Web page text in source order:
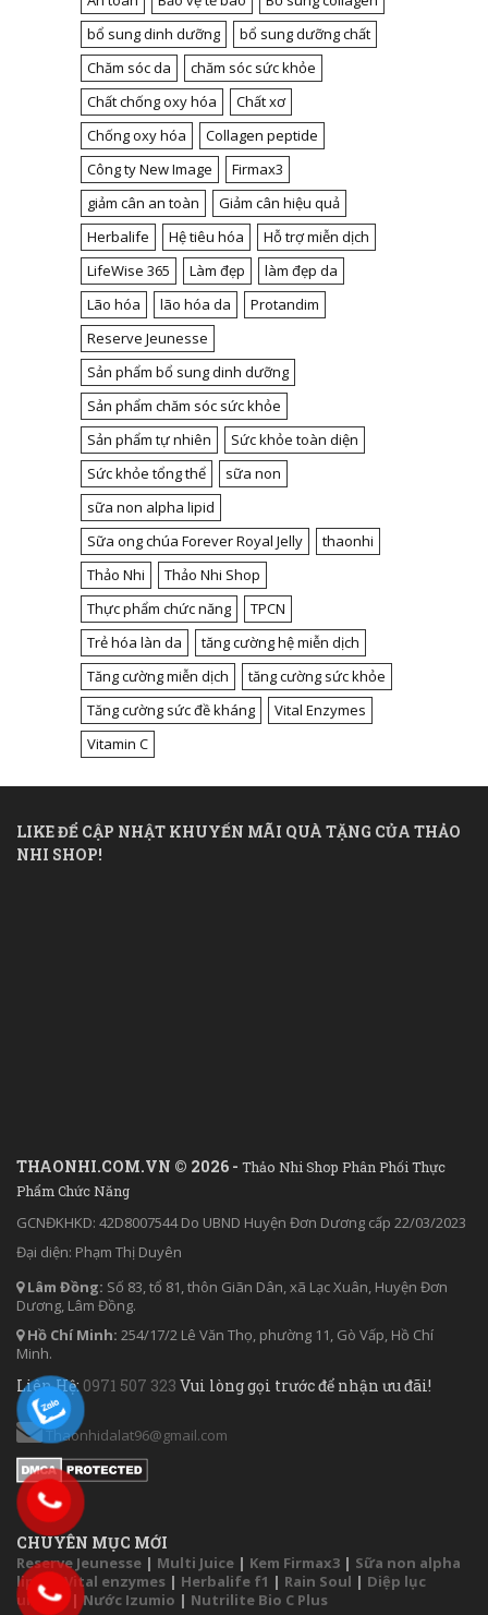
bổ sung dinh dưỡng
bổ sung dưỡng chất
Chăm sóc da
chăm sóc sức khỏe
Chất chống oxy hóa
Chất xơ
Chống oxy hóa
Collagen peptide
Công ty New Image
Firmax3
giảm cân an toàn
Giảm cân hiệu quả
Herbalife
Hệ tiêu hóa
Hỗ trợ miễn dịch
LifeWise 365
Làm đẹp
làm đẹp da
Lão hóa
lão hóa da
Protandim
Reserve Jeunesse
Sản phẩm bổ sung dinh dưỡng
Sản phẩm chăm sóc sức khỏe
Sản phẩm tự nhiên
Sức khỏe toàn diện
Sức khỏe tổng thể
sữa non
sữa non alpha lipid
Sữa ong chúa Forever Royal Jelly
thaonhi
Thảo Nhi
Thảo Nhi Shop
Thực phẩm chức năng
TPCN
Trẻ hóa làn da
tăng cường hệ miễn dịch
Tăng cường miễn dịch
tăng cường sức khỏe
Tăng cường sức đề kháng
Vital Enzymes
Vitamin C
LIKE ĐỂ CẬP NHẬT KHUYẾN MÃI QUÀ TẶNG CỦA THẢO
NHI SHOP!
THAONHI.COM.VN © 2026 - Thảo Nhi Shop Phân Phối Thực
Phẩm Chức Năng
GCNĐKHKD: 42D8007544 Do UBND Huyện Đơn Dương cấp 22/03/2023
Đại diện: Phạm Thị Duyên
Lâm Đồng: Số 83, tổ 81, thôn Giãn Dân, xã Lạc Xuân, Huyện Đơn
Dương, Lâm Đồng.
Hồ Chí Minh: 254/17/2 Lê Văn Thọ, phường 11, Gò Vấp, Hồ Chí
Minh.
Liên Hệ: 0971 507 323 Vui lòng gọi trước để nhận ưu đãi!
Thaonhidalat96@gmail.com
CHUYÊN MỤC MỚI
Reserve Jeunesse | Multi Juice | Kem Firmax3 | Sữa non alpha
lipid
|Vital enzymes | Herbalife f1 | Rain Soul | Diệp lục
unicity | Nước Izumio | Nutrilite Bio C Plus